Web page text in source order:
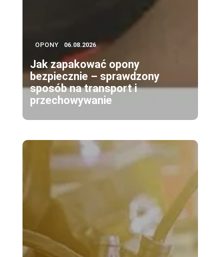
OPONY 06.08.2026
Jak zapakować opony
bezpiecznie – sprawdzony
sposób na transport i
przechowywanie